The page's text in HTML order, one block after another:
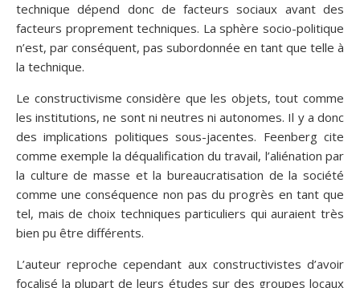
technique dépend donc de facteurs sociaux avant des
facteurs proprement techniques. La sphère socio-politique
n’est, par conséquent, pas subordonnée en tant que telle à
la technique.
Le constructivisme considère que les objets, tout comme
les institutions, ne sont ni neutres ni autonomes. Il y a donc
des implications politiques sous-jacentes. Feenberg cite
comme exemple la déqualification du travail, l’aliénation par
la culture de masse et la bureaucratisation de la société
comme une conséquence non pas du progrès en tant que
tel, mais de choix techniques particuliers qui auraient très
bien pu être différents.
L’auteur reproche cependant aux constructivistes d’avoir
focalisé la plupart de leurs études sur des groupes locaux